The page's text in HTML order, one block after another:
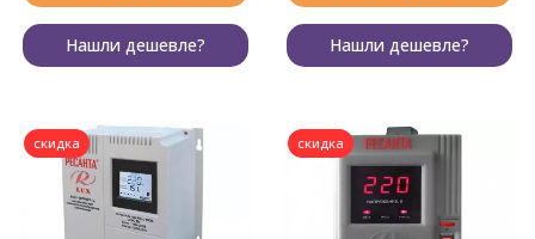
Нашли дешевле? Нашли дешевле?
скидка скидка